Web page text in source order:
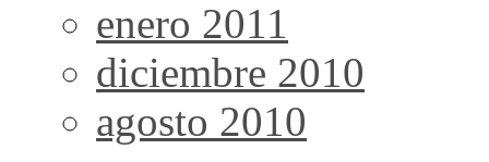
enero 2011
diciembre 2010
agosto 2010